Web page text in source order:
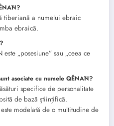
tiberiană a numelui ebraic
ebraică.
„posesiune” sau „ceea ce
asociate cu numele QÊNĀN?
specifice de personalitate
de bază științifică.
modelată de o multitudine de